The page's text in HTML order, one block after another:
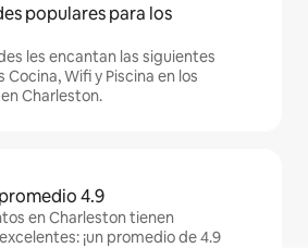
populares para los
les encantan las siguientes
Wifi y Piscina en los
Charleston.
4.9
en Charleston tienen
¡un promedio de 4.9